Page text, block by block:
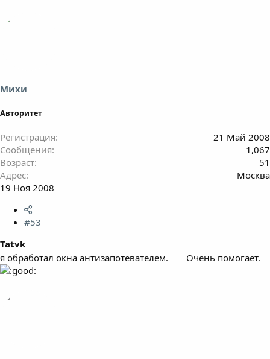
Михи
Авторитет
Регистрация
21 Май 2008
Сообщения
1,067
Возраст
51
Адрес
Москва
19 Ноя 2008
#53
Tatvk
я обработал окна антизапотевателем.
Очень помогает.